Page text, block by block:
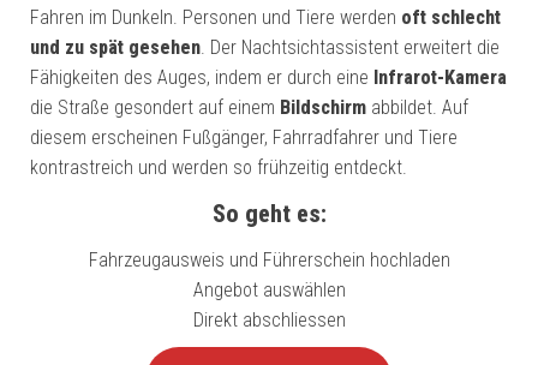
Fahren im Dunkeln. Personen und Tiere werden oft schlecht
und zu spät gesehen. Der Nachtsichtassistent erweitert die
Fähigkeiten des Auges, indem er durch eine Infrarot-Kamera
die Straße gesondert auf einem Bildschirm abbildet. Auf
diesem erscheinen Fußgänger, Fahrradfahrer und Tiere
kontrastreich und werden so frühzeitig entdeckt.
So geht es:
Fahrzeugausweis und Führerschein hochladen
Angebot auswählen
Direkt abschliessen